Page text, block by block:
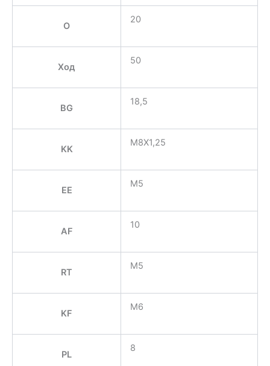
O
20
Ход
50
BG
18,5
KK
M8X1,25
EE
M5
AF
10
RT
M5
KF
M6
PL
8